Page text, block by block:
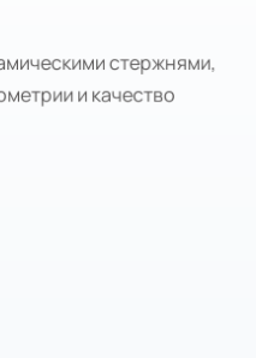
стержнями,
и качество